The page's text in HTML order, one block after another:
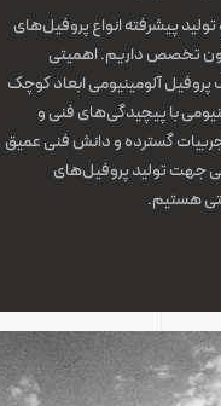
پیشرفته انواع پروفیل‌های
تخصص داریم. اهمیتی
آلومینیومی ابعاد کوچک
با پیچیدگی‌های فنی و
گسترده و دانش فنی عمیق
جهت تولید پروفیل‌های
هستیم.